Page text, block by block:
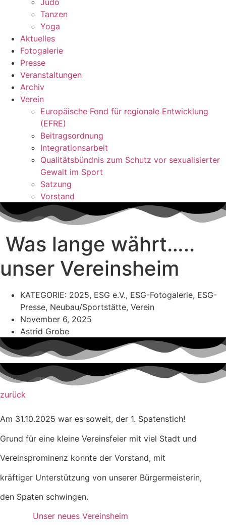
Judo
Tanzen
Yoga
Aktuelles
Fotogalerie
Presse
Veranstaltungen
Archiv
Verein
Europäische Fond für regionale Entwicklung
(EFRE)
Beitragsordnung
Integrationsarbeit
Qualitätsbündnis zum Schutz vor sexualisierter
Gewalt im Sport
Satzung
Vorstand
Was lange währt…..
unser Vereinsheim
KATEGORIE: 2025, ESG e.V., ESG-Fotogalerie, ESG-
Presse, Neubau/Sportstätte, Verein
November 6, 2025
Astrid Grobe
zurück
Am 31.10.2025 war es soweit, der 1. Spatenstich!
Grund für eine kleine Vereinsfeier mit viel Stadt und
Vereinsprominenz konnte der Vorstand, mit
kräftiger Unterstützung von unserer Bürgermeisterin,
den Spaten schwingen.
Unser neues Vereinsheim